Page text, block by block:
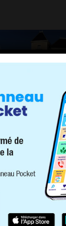
Jeunes